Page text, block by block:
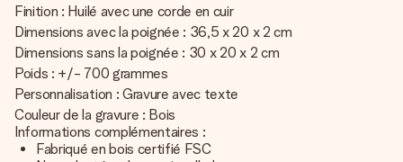
Finition : Huilé avec une corde en cuir
Dimensions avec la poignée : 36,5 x 20 x 2 cm
Dimensions sans la poignée : 30 x 20 x 2 cm
Poids : +/- 700 grammes
Personnalisation : Gravure avec texte
Couleur de la gravure : Bois
Informations complémentaires :
Fabriqué en bois certifié FSC